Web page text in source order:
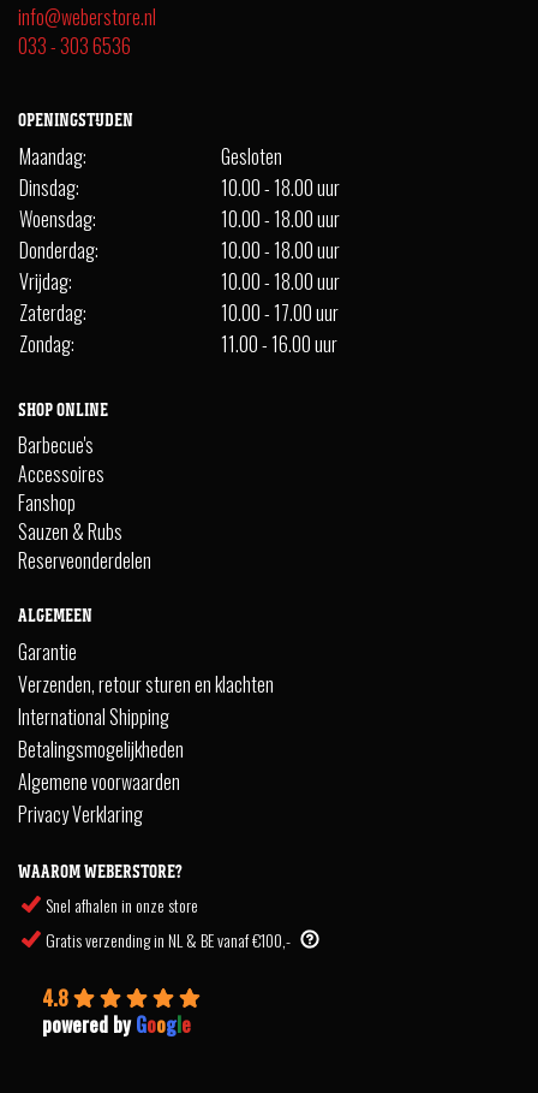
info@weberstore.nl
033 - 303 6536
OPENINGSTIJDEN
Maandag:
Gesloten
Dinsdag:
10.00 - 18.00 uur
Woensdag:
10.00 - 18.00 uur
Donderdag:
10.00 - 18.00 uur
Vrijdag:
10.00 - 18.00 uur
Zaterdag:
10.00 - 17.00 uur
Zondag:
11.00 - 16.00 uur
SHOP ONLINE
Barbecue's
Accessoires
Fanshop
Sauzen & Rubs
Reserveonderdelen
ALGEMEEN
Garantie
Verzenden, retour sturen en klachten
International Shipping
Betalingsmogelijkheden
Algemene voorwaarden
Privacy Verklaring
WAAROM WEBERSTORE?
Snel afhalen in onze store
Gratis verzending in NL & BE vanaf €100,-
4.8
powered byGoogle